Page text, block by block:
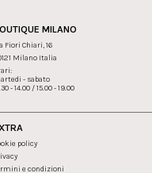
MILANO
Fiori Chiari, 16
Milano Italia
- sabato
- 14.00 / 15.00 - 19.00
policy
e condizioni